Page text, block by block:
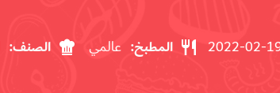
19-02- المطبخ: عالمي الصنف: